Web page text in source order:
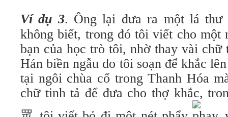
Ví dụ 3. Ông lại đưa ra một lá thư
không biết, trong đó tôi viết cho một
bạn của học trò tôi, nhờ thay vài chữ
Hán biền ngẫu do tôi soạn để khắc
tại ngôi chùa cổ trong Thanh Hóa
chữ tinh tả để đưa cho thợ khắc,